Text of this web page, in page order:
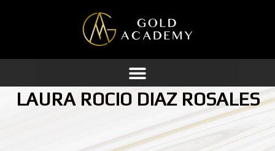
contenido
LAURA ROCIO DIAZ ROSALES